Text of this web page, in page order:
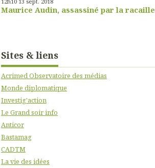
Maurice Audin, assassiné par la racaille
Sites & liens
Acrimed Observatoire des médias
Monde diplomatique
Investig'action
Le Grand soir info
Anticor
Bastamag
CADTM
La vie des idées